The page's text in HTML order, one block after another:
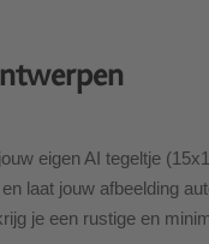
eigen AI tegeltje
laat jouw afbeelding
je een rustige en